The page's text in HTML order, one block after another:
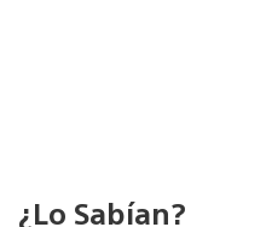
¿Lo Sabían?